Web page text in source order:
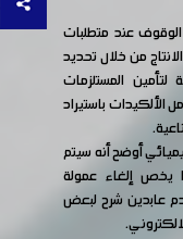
عند متطلبات
من خلال تحديد
المستلزمات
الألكيدات باستيراد
أوضح أنه سيتم
يخص إلغاء عمولة
عابدين شرح لبعض